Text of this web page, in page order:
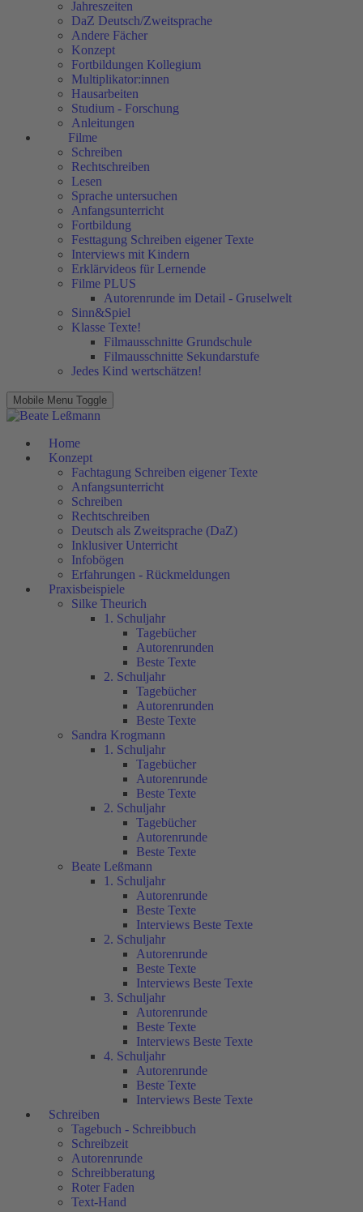
Jahreszeiten
DaZ Deutsch/Zweitsprache
Andere Fächer
Konzept
Fortbildungen Kollegium
Multiplikator:innen
Hausarbeiten
Studium - Forschung
Anleitungen
Filme
Schreiben
Rechtschreiben
Lesen
Sprache untersuchen
Anfangsunterricht
Fortbildung
Festtagung Schreiben eigener Texte
Interviews mit Kindern
Erklärvideos für Lernende
Filme PLUS
Autorenrunde im Detail - Gruselwelt
Sinn&Spiel
Klasse Texte!
Filmausschnitte Grundschule
Filmausschnitte Sekundarstufe
Jedes Kind wertschätzen!
Mobile Menu Toggle
Home
Konzept
Fachtagung Schreiben eigener Texte
Anfangsunterricht
Schreiben
Rechtschreiben
Deutsch als Zweitsprache (DaZ)
Inklusiver Unterricht
Infobögen
Erfahrungen - Rückmeldungen
Praxisbeispiele
Silke Theurich
1. Schuljahr
Tagebücher
Autorenrunden
Beste Texte
2. Schuljahr
Tagebücher
Autorenrunden
Beste Texte
Sandra Krogmann
1. Schuljahr
Tagebücher
Autorenrunde
Beste Texte
2. Schuljahr
Tagebücher
Autorenrunde
Beste Texte
Beate Leßmann
1. Schuljahr
Autorenrunde
Beste Texte
Interviews Beste Texte
2. Schuljahr
Autorenrunde
Beste Texte
Interviews Beste Texte
3. Schuljahr
Autorenrunde
Beste Texte
Interviews Beste Texte
4. Schuljahr
Autorenrunde
Beste Texte
Interviews Beste Texte
Schreiben
Tagebuch - Schreibbuch
Schreibzeit
Autorenrunde
Schreibberatung
Roter Faden
Text-Hand